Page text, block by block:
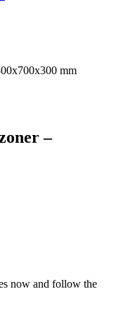
mm
–
now and follow the